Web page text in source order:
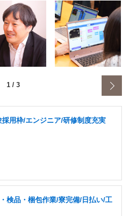
1 / 3
採用枠/エンジニア/研修制度充実
検品・梱包作業/寮完備/日払い/工